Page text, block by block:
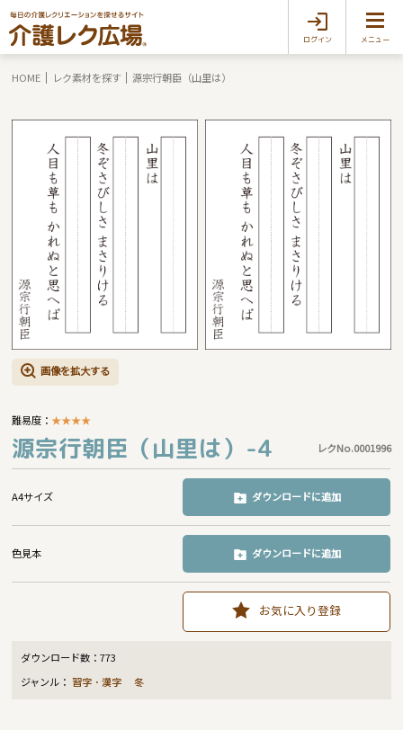
ログイン メニュー
HOME レク素材を探す 源宗行朝臣（山里は）
画像を拡大する
難易度：★★★★
源宗行朝臣（山里は）-4 レクNo.0001996
A4サイズ ダウンロードに追加
色見本 ダウンロードに追加
お気に入り登録
ダウンロード数：773
ジャンル：習字・漢字 冬